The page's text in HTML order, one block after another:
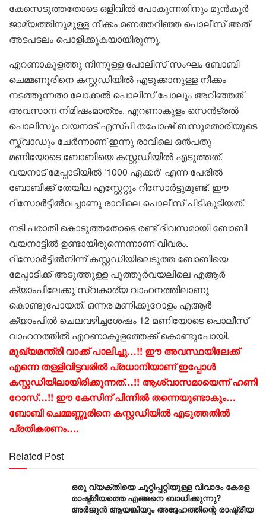
കേസെടുത്തതോടെ ഒളിവിൽ പോകുന്നതിനും മുൻകൂർ
ജാമ്യത്തിനുമുള്ള നീക്കം മണത്തറിഞ്ഞ പൊലീസ് അത്
അടപടലം പൊളിക്കുകയായിരുന്നു.
എറണാകുളത്തു നിന്നുള്ള പോലീസ് സംഘം ബോബി
ചെമ്മണൂരിനെ കസ്റ്റഡിയിൽ എടുക്കാനുള്ള നീക്കം
നടത്തുന്നതാ ലോക്കൽ പൊലീസ് പോലും അറിഞ്ഞത്
അവസാന നിമിഷംമാത്രം. എറണാകുളം സെൻട്രൽ
പൊലീസും വയനാട് എസ്പി തപോഷ് ബസുമതാരിയുടെ
സ്ക്വാഡും ചേർന്നാണ് ഇന്നു രാവിലെ ഒൻപതു
മണിയോടെ ബോബിയെ കസ്റ്റഡിയിൽ എടുത്തത്.
വയനാട് മേപ്പാടിയിൽ ‘1000 ഏക്കർ’ എന്ന പേരിൽ
ബോബിക്ക് തേയില എസ്റ്റേറ്റും റിസോർട്ടുമുണ്ട്. ഈ
റിസോർട്ടിൽവച്ചാണു രാവിലെ പൊലീസ് പിടികൂടിയത്.
നടി പരാതി കൊടുത്തതോടെ രണ്ട് ദിവസമായി ബോബി
വയനാട്ടിൽ ഉണ്ടായിരുന്നെന്നാണ് വിവരം.
റിസോർട്ടിൽനിന്ന് കസ്റ്റഡിയിലെടുത്ത ബോബിയെ
മേപ്പാടിക്ക് അടുത്തുള്ള പുത്തൂർവയലിലെ എആർ
ക്യാംപിലേക്കു സ്വകാര്യ വാഹനത്തിലാണു
കൊണ്ടുപോയത്. ഒന്നര മണിക്കൂറോളം എആർ
ക്യാംപിൽ ചെലവഴിച്ചശേഷം 12 മണിയോടെ പൊലീസ്
വാഹനത്തിൽ എറണാകുളത്തേക്ക് കൊണ്ടുപോയി.
മുഖ്യമന്ത്രി വാക്ക് പാലിച്ചു…!! ഈ അവസ്ഥയിലേക്ക്
എന്നെ തള്ളിവിട്ടവരില്‍ പ്രധാനിയാണ് ഇപ്പോള്‍
കസ്റ്റഡിയിലായിരിക്കുന്നത്…!! ആശ്വാസമായെന്ന് ഹണി
റോസ്…!! ഈ കേസിന് പിന്നില്‍ തന്നെയുണ്ടാകും…
ബോബി ചെമ്മണ്ണൂരിനെ കസ്റ്റഡിയിൽ എടുത്തതിൽ
പ്രതികരണം….
Related Post
ഒരു വ്യക്തിയെ ചുറ്റിപ്പറ്റിയുള്ള വിവാദം കേരള
രാഷ്ട്രീയത്തെ എങ്ങനെ ബാധിക്കുന്നു?
അർജുൻ ആയങ്കിയും അദ്ദേഹത്തിന്റെ രാഷ്ട്രീയ